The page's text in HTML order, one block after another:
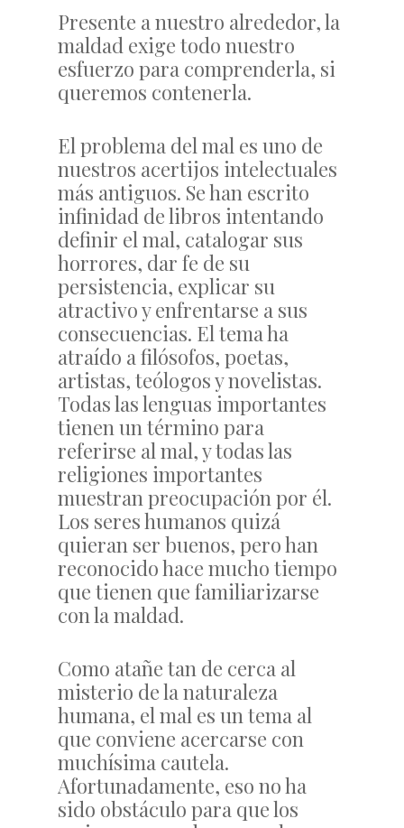
Presente a nuestro alrededor, la
maldad exige todo nuestro
esfuerzo para comprenderla, si
queremos contenerla.
El problema del mal es uno de
nuestros acertijos intelectuales
más antiguos. Se han escrito
infinidad de libros intentando
definir el mal, catalogar sus
horrores, dar fe de su
persistencia, explicar su
atractivo y enfrentarse a sus
consecuencias. El tema ha
atraído a filósofos, poetas,
artistas, teólogos y novelistas.
Todas las lenguas importantes
tienen un término para
referirse al mal, y todas las
religiones importantes
muestran preocupación por él.
Los seres humanos quizá
quieran ser buenos, pero han
reconocido hace mucho tiempo
que tienen que familiarizarse
con la maldad.
Como atañe tan de cerca al
misterio de la naturaleza
humana, el mal es un tema al
que conviene acercarse con
muchísima cautela.
Afortunadamente, eso no ha
sido obstáculo para que los